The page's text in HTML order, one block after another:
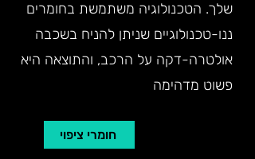
שלך. הטכנולוגיה משתמשת בחומרים
ננו-טכנולוגיים שניתן להניח בשכבה
אולטרה-דקה על הרכב, והתוצאה היא
פשוט מדהימה
חומרי ציפוי